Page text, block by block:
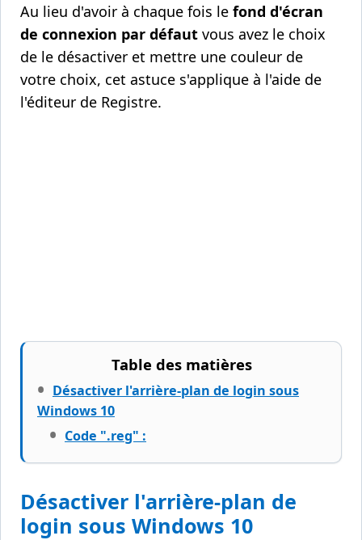
Au lieu d'avoir à chaque fois le fond d'écran
de connexion par défaut vous avez le choix
de le désactiver et mettre une couleur de
votre choix, cet astuce s'applique à l'aide de
l'éditeur de Registre.
Table des matières
Désactiver l'arrière-plan de login sous
Windows 10
Code ".reg" :
Désactiver l'arrière-plan de
login sous Windows 10